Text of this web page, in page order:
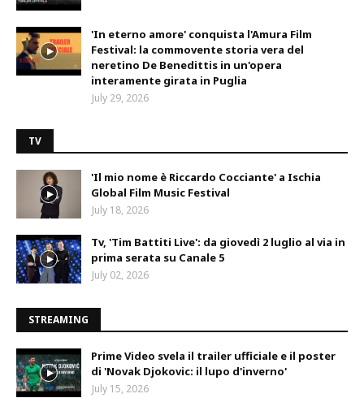
'In eterno amore' conquista l'Amura Film
Festival: la commovente storia vera del
neretino De Benedittis in un'opera
interamente girata in Puglia
July 29, 2026
TV
'Il mio nome è Riccardo Cocciante' a Ischia
Global Film Music Festival
July 18, 2026
Tv, 'Tim Battiti Live': da giovedì 2 luglio al via in
prima serata su Canale 5
July 02, 2026
STREAMING
Prime Video svela il trailer ufficiale e il poster
di 'Novak Djokovic: il lupo d'inverno'
July 15, 2026